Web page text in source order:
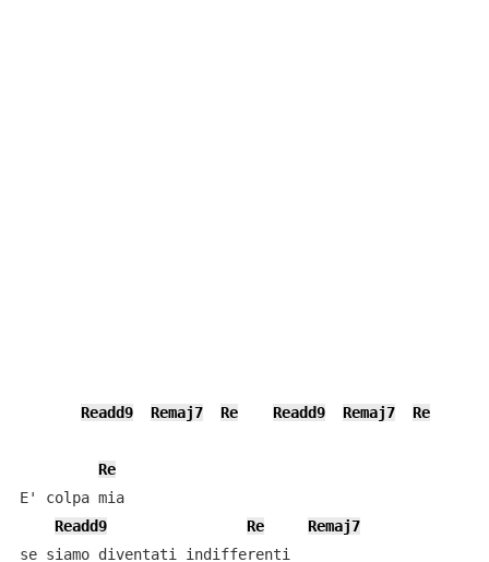
Readd9 Remaj7 Re Readd9 Remaj7 Re
Re
E' colpa mia
Readd9
Re
Remaj7
se siamo diventati indifferenti